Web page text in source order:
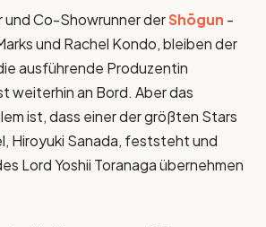
Co-Showrunner derShōgun -
und Rachel Kondo, bleiben der
ausführende Produzentin
weiterhin an Bord. Aber das
ist, dass einer der größten Stars
Hiroyuki Sanada, feststeht und
Lord Yoshii Toranaga übernehmen